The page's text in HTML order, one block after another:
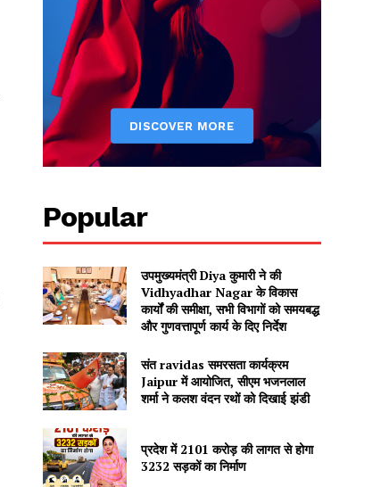
Popular
उपमुख्यमंत्री Diya कुमारी ने की
Vidhyadhar Nagar के विकास
कार्यों की समीक्षा, सभी विभागों को समयबद्ध
और गुणवत्तापूर्ण कार्य के दिए निर्देश
संत ravidas समरसता कार्यक्रम
Jaipur में आयोजित, सीएम भजनलाल
शर्मा ने कलश वंदन रथों को दिखाई झंडी
प्रदेश में 2101 करोड़ की लागत से होगा
3232 सड़कों का निर्माण